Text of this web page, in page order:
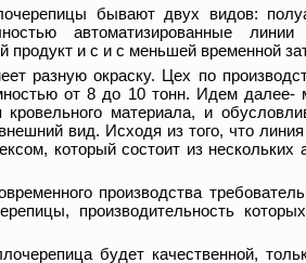
бывают двух видов:
автоматизированные линии
продукт и с и с меньшей временной
разную окраску. Цех по
от 8 до 10 тонн. Идем далее-
материала, и
вид. Исходя из того, что
который состоит из нескольких
производства
производительность
будет качественной,